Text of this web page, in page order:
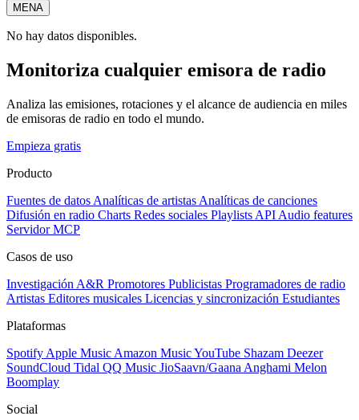
MENA
No hay datos disponibles.
Monitoriza cualquier emisora de radio
Analiza las emisiones, rotaciones y el alcance de audiencia en miles
de emisoras de radio en todo el mundo.
Empieza gratis
Producto
Fuentes de datos Analíticas de artistas Analíticas de canciones
Difusión en radio Charts Redes sociales Playlists API Audio features
Servidor MCP
Casos de uso
Investigación A&R Promotores Publicistas Programadores de radio
Artistas Editores musicales Licencias y sincronización Estudiantes
Plataformas
Spotify Apple Music Amazon MusicYouTube Shazam Deezer
SoundCloud Tidal QQ Music JioSaavn/Gaana Anghami Melon
Boomplay
Social